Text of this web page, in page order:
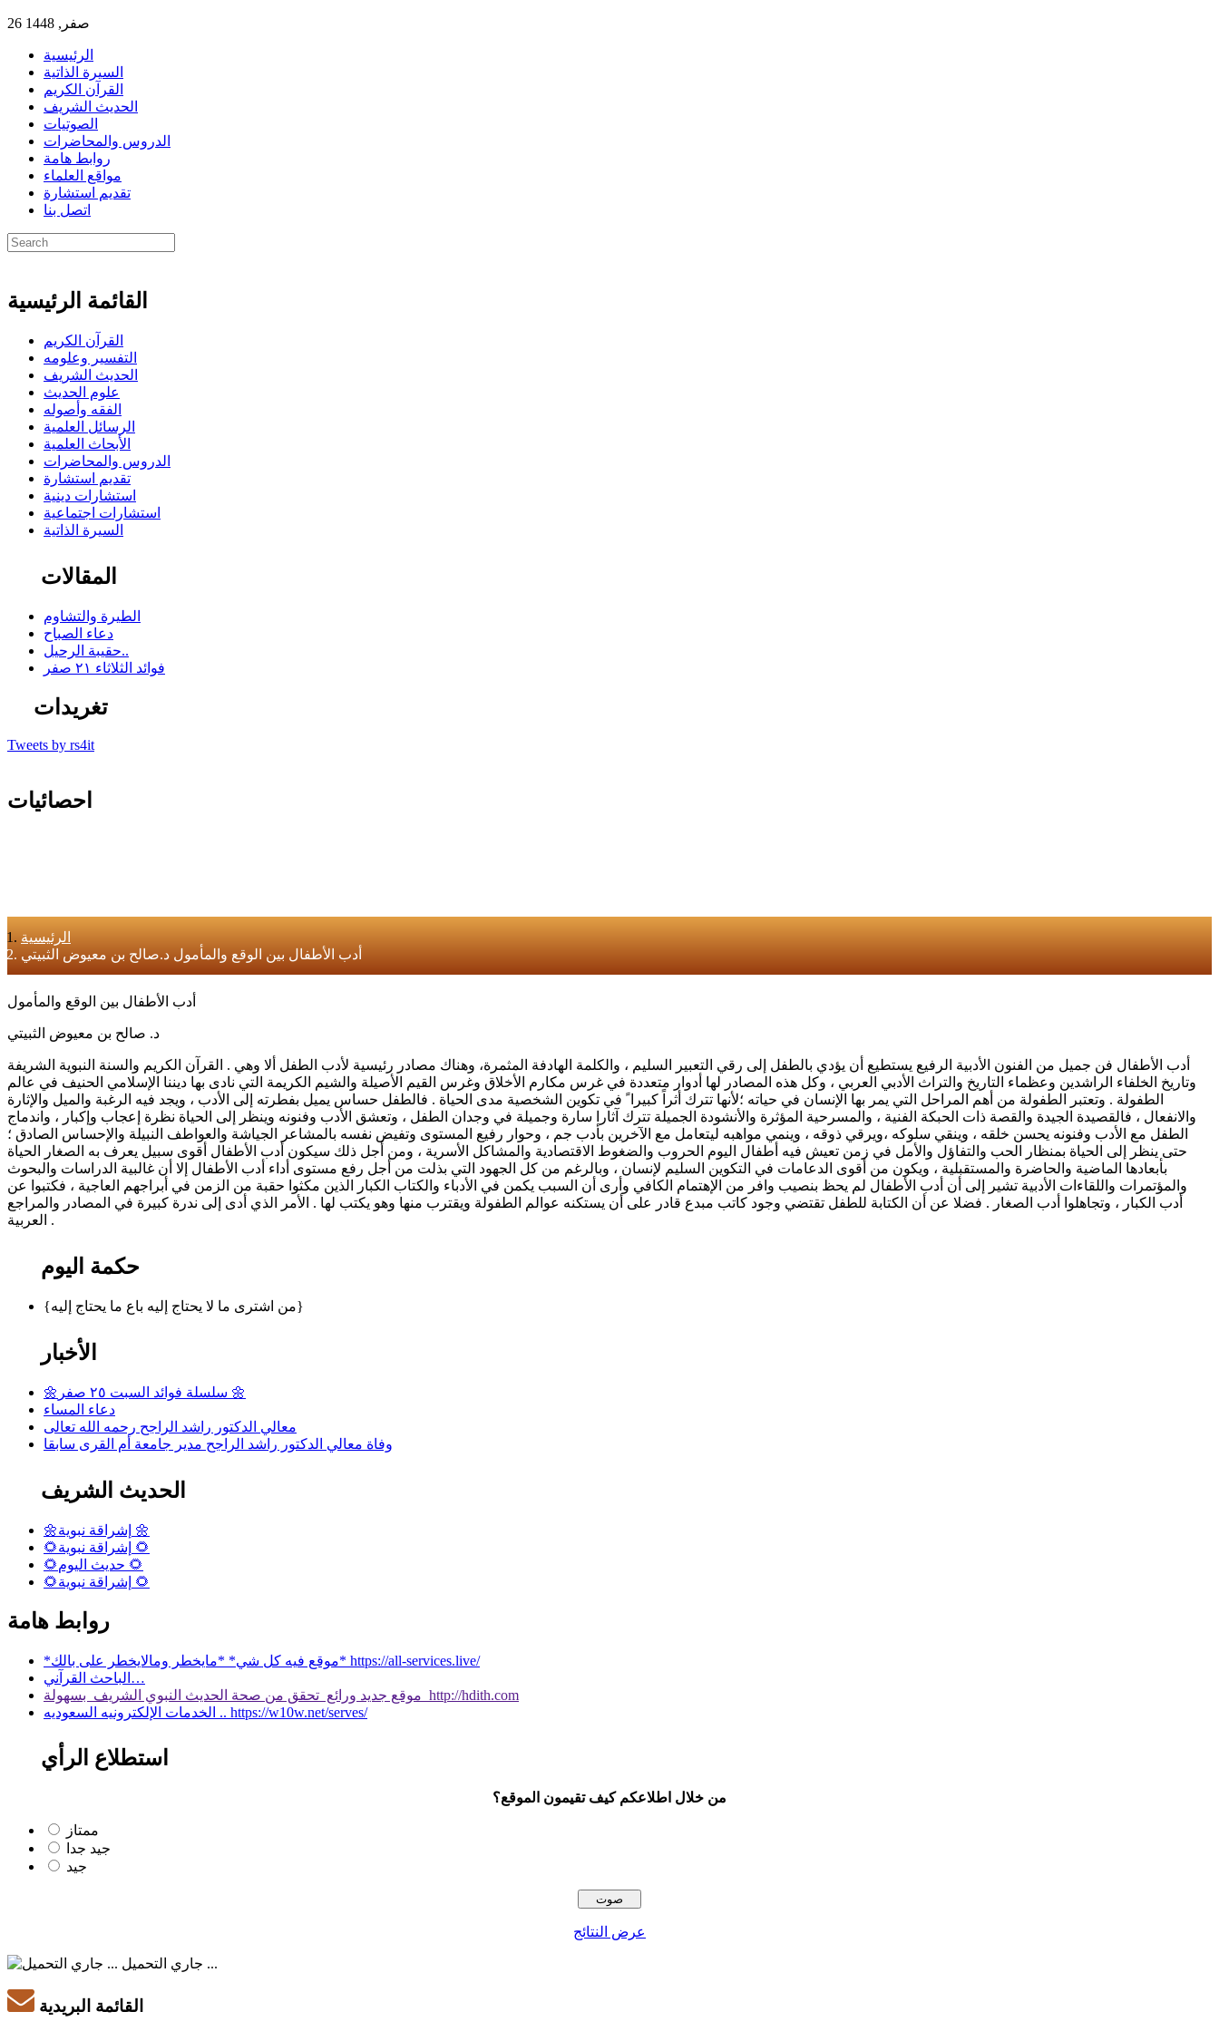
26 صفر, 1448
الرئيسية
السيرة الذاتية
القرآن الكريم
الحديث الشريف
الصوتيات
الدروس والمحاضرات
روابط هامة
مواقع العلماء
تقديم استشارة
اتصل بنا
القائمة الرئيسية
القرآن الكريم
التفسير وعلومه
الحديث الشريف
علوم الحديث
الفقه وأصوله
الرسائل العلمية
الأبحاث العلمية
الدروس والمحاضرات
تقديم استشارة
استشارات دينية
استشارات اجتماعية
السيرة الذاتية
المقالات
الطيرة والتشاوم
دعاء الصباح
حقيبة الرحيل..
فوائد الثلاثاء ٢١ صفر
تغريدات
Tweets by rs4it
احصائيات
الرئيسية
أدب الأطفال بين الوقع والمأمول د.صالح بن معيوض الثبيتي
أدب الأطفال بين الوقع والمأمول
د. صالح بن معيوض الثبيتي
أدب الأطفال فن جميل من الفنون الأدبية الرفيع يستطيع أن يؤدي بالطفل إلى رقي التعبير السليم ، والكلمة الهادفة المثمرة، وهناك مصادر رئيسية لأدب الطفل ألا وهي . القرآن الكريم والسنة النبوية الشريفة
وتاريخ الخلفاء الراشدين وعظماء التاريخ والتراث الأدبي العربي ، وكل هذه المصادر لها أدوار متعددة في غرس مكارم الأخلاق وغرس القيم الأصيلة والشيم الكريمة التي نادى بها ديننا الإسلامي الحنيف في عالم
الطفولة . وتعتبر الطفولة من أهم المراحل التي يمر بها الإنسان في حياته ؛لأنها تترك أثراً كبيرا ً في تكوين الشخصية مدى الحياة . فالطفل حساس يميل بفطرته إلى الأدب ، ويجد فيه الرغبة والميل والإثارة
والانفعال ، فالقصيدة الجيدة والقصة ذات الحبكة الفنية ، والمسرحية المؤثرة والأنشودة الجميلة تترك آثارا سارة وجميلة في وجدان الطفل ، وتعشق الأدب وفنونه وينظر إلى الحياة نظرة إعجاب وإكبار ، واندماج
الطفل مع الأدب وفنونه يحسن خلقه ، وينقي سلوكه ،ويرقي ذوقه ، وينمي مواهبه ليتعامل مع الآخرين بأدب جم ، وحوار رفيع المستوى وتفيض نفسه بالمشاعر الجياشة والعواطف النبيلة والإحساس الصادق ؛
حتى ينظر إلى الحياة بمنظار الحب والتفاؤل والأمل في زمن تعيش فيه أطفال اليوم الحروب والضغوط الاقتصادية والمشاكل الأسرية ، ومن أجل ذلك سيكون أدب الأطفال أقوى سبيل يعرف به الصغار الحياة
بأبعادها الماضية والحاضرة والمستقبلية ، ويكون من أقوى الدعامات في التكوين السليم لإنسان ، وبالرغم من كل الجهود التي بذلت من أجل رفع مستوى أداء أدب الأطفال إلا أن غالبية الدراسات والبحوث
والمؤتمرات واللقاءات الأدبية تشير إلى أن أدب الأطفال لم يحظ بنصيب وافر من الإهتمام الكافي وأرى أن السبب يكمن في الأدباء والكتاب الكبار الذين مكثوا حقبة من الزمن في أبراجهم العاجية ، فكتبوا عن
أدب الكبار ، وتجاهلوا أدب الصغار . فضلا عن أن الكتابة للطفل تقتضي وجود كاتب مبدع قادر على أن يستكنه عوالم الطفولة ويقترب منها وهو يكتب لها . الأمر الذي أدى إلى ندرة كبيرة في المصادر والمراجع
العربية .
حكمة اليوم
{من اشترى ما لا يحتاج إليه باع ما يحتاج إليه}
الأخبار
🌼سلسلة فوائد السبت ٢٥ صفر 🌼
دعاء المساء
معالي الدكتور راشد الراجح رحمه الله تعالى
وفاة معالي الدكتور راشد الراجح مدير جامعة أم القرى سابقا
الحديث الشريف
🌼إشراقة نبوية 🌼
🌻إشراقة نبوية 🌻
🌻حديث اليوم 🌻
🌻إشراقة نبوية 🌻
روابط هامة
*موقع فيه كل شي* *مايخطر ومالايخطر على بالك* https://all-services.live/
الباحث القرآني…
موقع جديد ورائع تحقق من صحة الحديث النبوي الشريف بسهولة http://hdith.com
الخدمات الإلكترونيه السعوديه .. https://w10w.net/serves/
استطلاع الرأي
من خلال اطلاعكم كيف تقيمون الموقع؟
ممتاز
جيد جدا
جيد
عرض النتائج
جاري التحميل ...
القائمة البريدية